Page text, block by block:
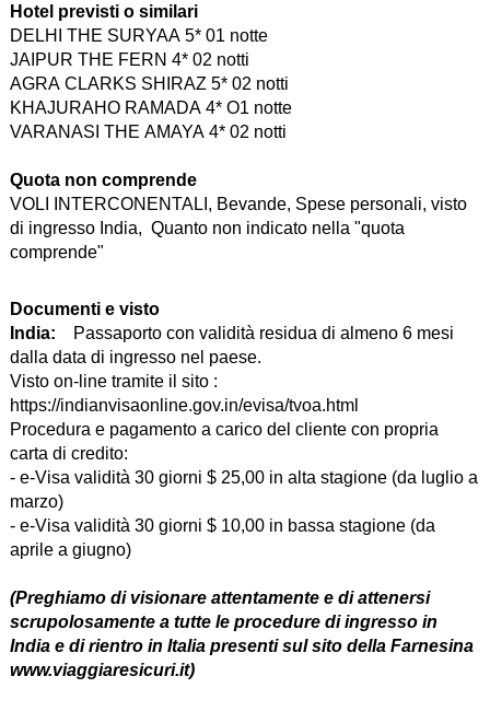
Hotel previsti o similari
DELHI THE SURYAA 5* 01 notte
JAIPUR THE FERN 4* 02 notti
AGRA CLARKS SHIRAZ 5* 02 notti
KHAJURAHO RAMADA 4* O1 notte
VARANASI THE AMAYA 4* 02 notti
Quota non comprende
VOLI INTERCONENTALI, Bevande, Spese personali, visto
di ingresso India, Quanto non indicato nella "quota
comprende"
Documenti e visto
India:
Passaporto con validità residua di almeno 6 mesi
dalla data di ingresso nel paese.
Visto on-line tramite il sito :
https://indianvisaonline.gov.in/evisa/tvoa.html
Procedura e pagamento a carico del cliente con propria
carta di credito:
- e-Visa validità 30 giorni $ 25,00 in alta stagione (da luglio a
marzo)
- e-Visa validità 30 giorni $ 10,00 in bassa stagione (da
aprile a giugno)
(Preghiamo di visionare attentamente e di attenersi
scrupolosamente a tutte le procedure di ingresso in
India e di rientro in Italia presenti sul sito della Farnesina
www.viaggiaresicuri.it)